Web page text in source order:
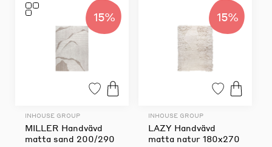
15%
INHOUSE GROUP
MILLER Handvävd
matta sand 200/290
15%
INHOUSE GROUP
LAZY Handvävd
matta natur 180x270